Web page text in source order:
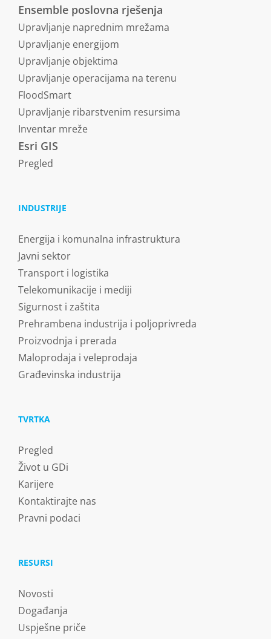
Ensemble poslovna rješenja
Upravljanje naprednim mrežama
Upravljanje energijom
Upravljanje objektima
Upravljanje operacijama na terenu
FloodSmart
Upravljanje ribarstvenim resursima
Inventar mreže
Esri GIS
Pregled
INDUSTRIJE
Energija i komunalna infrastruktura
Javni sektor
Transport i logistika
Telekomunikacije i mediji
Sigurnost i zaštita
Prehrambena industrija i poljoprivreda
Proizvodnja i prerada
Maloprodaja i veleprodaja
Građevinska industrija
TVRTKA
Pregled
Život u GDi
Karijere
Kontaktirajte nas
Pravni podaci
RESURSI
Novosti
Događanja
Uspješne priče